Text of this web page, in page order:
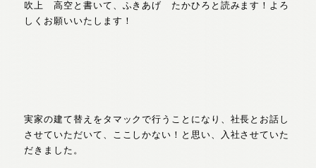
吹上 高空と書いて、ふきあげ たかひろと読みます！よろ
しくお願いいたします！
実家の建て替えをタマックで行うことになり、社長とお話し
させていただいて、ここしかない！と思い、入社させていた
だきました。